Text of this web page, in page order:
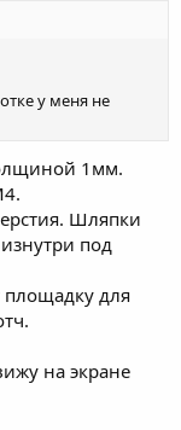
у меня не
1мм.
Шляпки
под
площадку для
на экране